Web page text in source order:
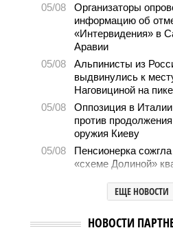
05/08
Организаторы
информацию об
«Интервидения» в
Аравии
05/08
Альпинисты из
выдвинулись к
Наговициной на
05/08
Оппозиция в
против
оружия Киеву
05/08
Пенсионерка
«схеме Долиной»
Microsoft обвинила
хакеров в
отелях
ЕЩЕ НОВОСТИ
НОВОСТИ